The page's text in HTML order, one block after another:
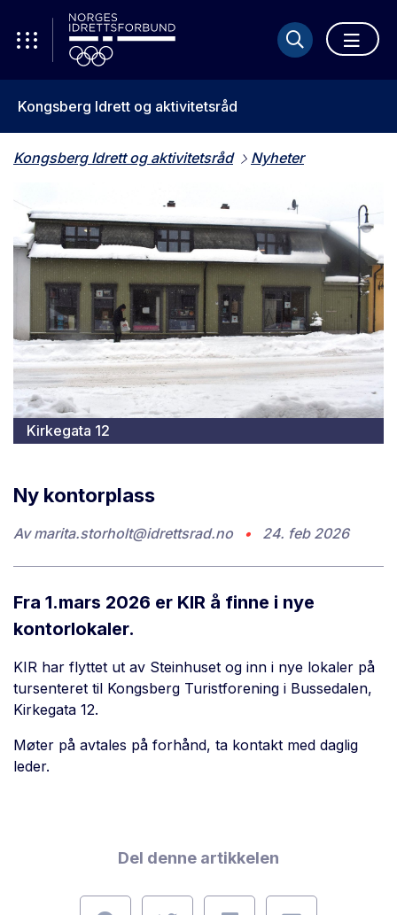
Kongsberg Idrett og aktivitetsråd
Kongsberg Idrett og aktivitetsråd Nyheter
Kirkegata 12
Ny kontorplass
Avmarita.storholt@idrettsrad.no • 24. feb 2026
Fra 1.mars 2026 er KIR å finne i nye
kontorlokaler.
KIR har flyttet ut av Steinhuset og inn i nye lokaler på
tursenteret til Kongsberg Turistforening i Bussedalen,
Kirkegata 12.
Møter på avtales på forhånd, ta kontakt med daglig
leder.
Del denne artikkelen